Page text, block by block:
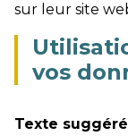
sur leur site
vos
Texte